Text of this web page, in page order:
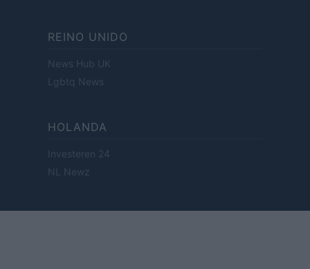
REINO UNIDO
News Hub UK
Lgbtq News
HOLANDA
Investeren 24
NL Newz